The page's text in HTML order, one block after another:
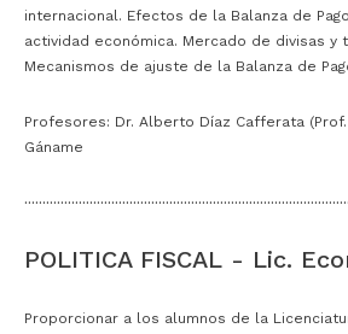
internacional. Efectos de la Balanza de
actividad económica. Mercado de divisas y
Mecanismos de ajuste de la Balanza de
Profesores: Dr. Alberto Díaz Cafferata
Gáname
POLITICA FISCAL - Lic.
Proporcionar a los alumnos de la